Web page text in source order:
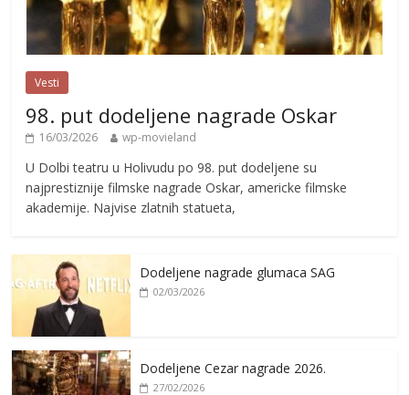
Vesti
98. put dodeljene nagrade Oskar
16/03/2026 wp-movieland
U Dolbi teatru u Holivudu po 98. put dodeljene su
najprestiznije filmske nagrade Oskar, americke filmske
akademije. Najvise zlatnih statueta,
Dodeljene nagrade glumaca SAG
02/03/2026
Dodeljene Cezar nagrade 2026.
27/02/2026